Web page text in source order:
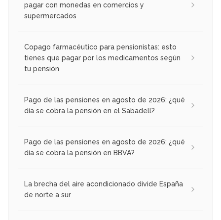
pagar con monedas en comercios y
supermercados
Copago farmacéutico para pensionistas: esto
tienes que pagar por los medicamentos según
tu pensión
Pago de las pensiones en agosto de 2026: ¿qué
día se cobra la pensión en el Sabadell?
Pago de las pensiones en agosto de 2026: ¿qué
día se cobra la pensión en BBVA?
La brecha del aire acondicionado divide España
de norte a sur